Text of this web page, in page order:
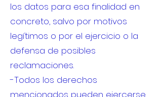
los datos para esa finalidad en
concreto, salvo por motivos
legítimos o por el ejercicio o la
defensa de posibles
reclamaciones.
-Todos los derechos
mencionados pueden ejercerse